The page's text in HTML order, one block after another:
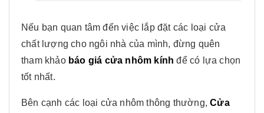
Nếu bạn quan tâm đến việc lắp đặt các loại cửa
chất lượng cho ngôi nhà của mình, đừng quên
tham khảo báo giá cửa nhôm kính để có lựa chọn
tốt nhất.
Bên cạnh các loại cửa nhôm thông thường,Cửa